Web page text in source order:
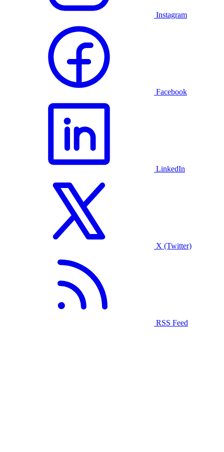
Instagram
Facebook
LinkedIn
X (Twitter)
RSS Feed